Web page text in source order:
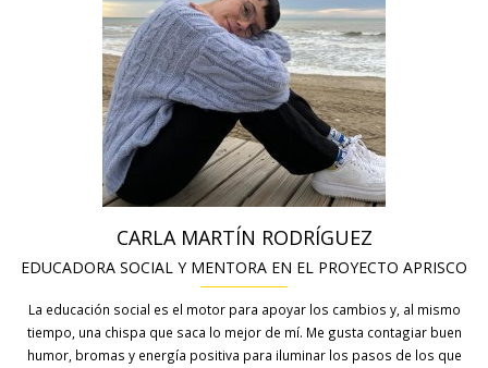
CARLA MARTÍN RODRÍGUEZ
EDUCADORA SOCIAL Y MENTORA EN EL PROYECTO APRISCO
La educación social es el motor para apoyar los cambios y, al mismo
tiempo, una chispa que saca lo mejor de mí. Me gusta contagiar buen
humor, bromas y energía positiva para iluminar los pasos de los que